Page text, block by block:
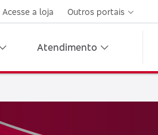
Acesse a loja Outros portais
Atendimento